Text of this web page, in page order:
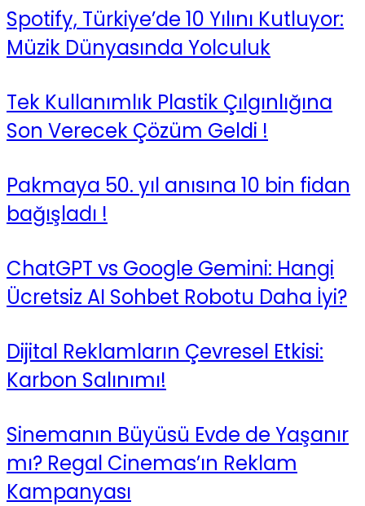
Spotify, Türkiye’de 10 Yılını Kutluyor:
Müzik Dünyasında Yolculuk
Tek Kullanımlık Plastik Çılgınlığına
Son Verecek Çözüm Geldi !
Pakmaya 50. yıl anısına 10 bin fidan
bağışladı !
ChatGPT vs Google Gemini: Hangi
Ücretsiz AI Sohbet Robotu Daha İyi?
Dijital Reklamların Çevresel Etkisi:
Karbon Salınımı!
Sinemanın Büyüsü Evde de Yaşanır
mı? Regal Cinemas’ın Reklam
Kampanyası